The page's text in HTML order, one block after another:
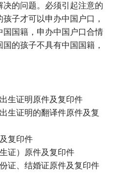
的问题。必须引起注意的
子才可以申办中国户口，
国籍，申办中国户口合情
的孩子不具有中国国籍，
生证明原件及复印件
生证明的翻译件原件及复
复印件
证）原件及复印件
证、结婚证原件及复印件